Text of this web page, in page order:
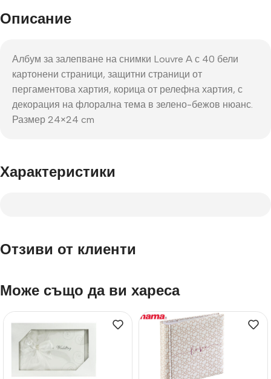
Описание
Албум за залепване на снимки Louvre A с 40 бели
картонени страници, защитни страници от
пергаментова хартия, корица от релефна хартия, с
декорация на флорална тема в зелено-бежов нюанс.
Размер 24×24 cm
Характеристики
Отзиви от клиенти
Може също да ви хареса